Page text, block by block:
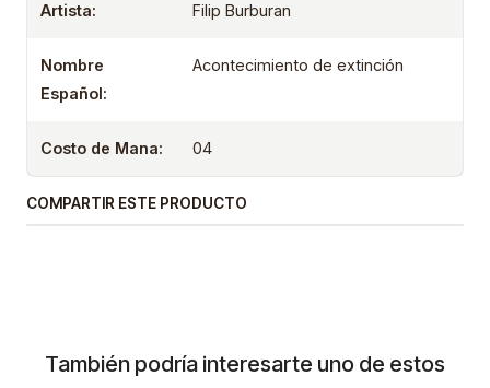
Artista: Filip Burburan
Nombre
Español:
Acontecimiento de extinción
Costo de Mana: 04
COMPARTIR ESTE PRODUCTO
También podría interesarte uno de estos